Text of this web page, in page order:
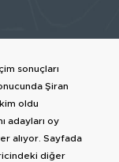
sonuçları
Şiran
oldu
adayları oy
alıyor. Sayfada
diğer